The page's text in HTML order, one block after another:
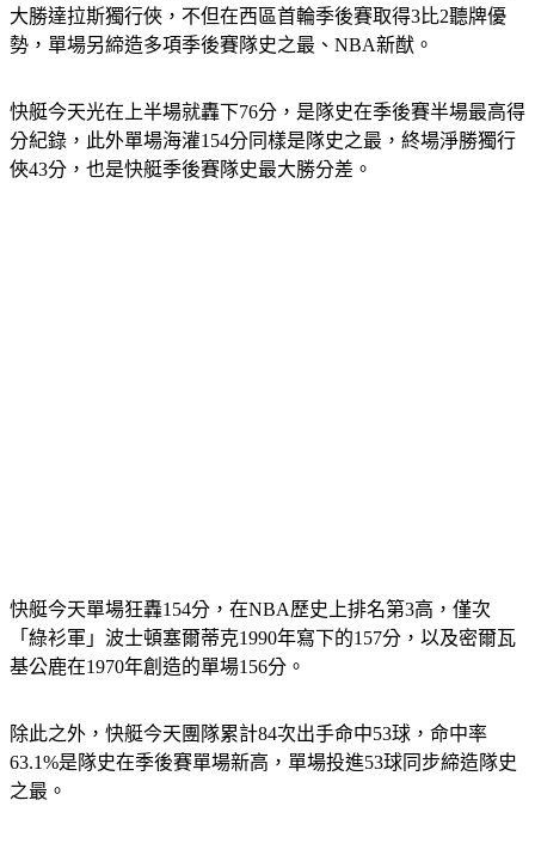
大勝達拉斯獨行俠，不但在西區首輪季後賽取得3比2聽牌優
勢，單場另締造多項季後賽隊史之最、NBA新猷。
快艇今天光在上半場就轟下76分，是隊史在季後賽半場最高得
分紀錄，此外單場海灌154分同樣是隊史之最，終場淨勝獨行
俠43分，也是快艇季後賽隊史最大勝分差。
快艇今天單場狂轟154分，在NBA歷史上排名第3高，僅次
「綠衫軍」波士頓塞爾蒂克1990年寫下的157分，以及密爾瓦
基公鹿在1970年創造的單場156分。
除此之外，快艇今天團隊累計84次出手命中53球，命中率
63.1%是隊史在季後賽單場新高，單場投進53球同步締造隊史
之最。